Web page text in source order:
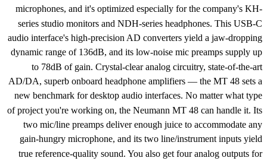
microphones, and it's optimized especially for the company's KH-
series studio monitors and NDH-series headphones. This USB-C
audio interface's high-precision AD converters yield a jaw-dropping
dynamic range of 136dB, and its low-noise mic preamps supply up
to 78dB of gain. Crystal-clear analog circuitry, state-of-the-art
AD/DA, superb onboard headphone amplifiers — the MT 48 sets a
new benchmark for desktop audio interfaces. No matter what type
of project you're working on, the Neumann MT 48 can handle it. Its
two mic/line preamps deliver enough juice to accommodate any
gain-hungry microphone, and its two line/instrument inputs yield
true reference-quality sound. You also get four analog outputs for